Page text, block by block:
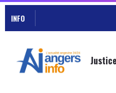
INFO
Justice